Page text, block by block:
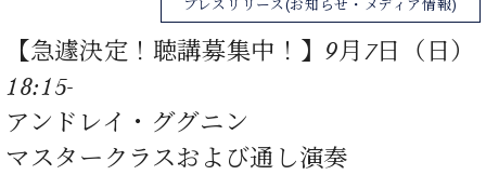
プレスリリース(お知らせ・メディア情報)
【急遽決定！聴講募集中！】9月7日（日）
18:15-
アンドレイ・ググニン
マスタークラスおよび通し演奏